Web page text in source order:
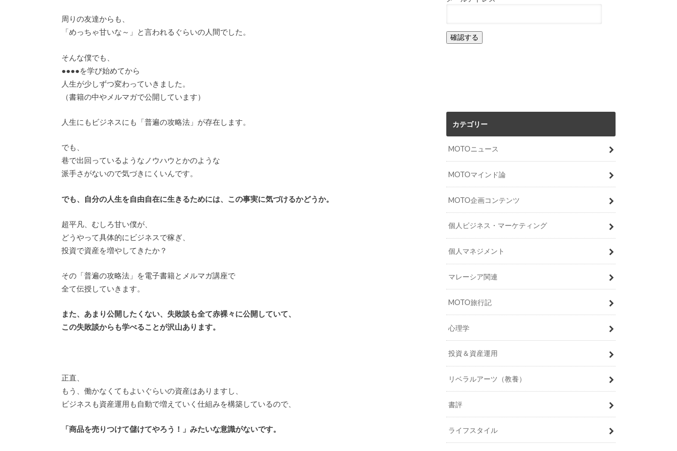
周りの友達からも、
「めっちゃ甘いな～」と言われるぐらいの人間でした。
そんな僕でも、
●●●●を学び始めてから
人生が少しずつ変わっていきました。
（書籍の中やメルマガで公開しています）
人生にもビジネスにも「普遍の攻略法」が存在します。
でも、
巷で出回っているようなノウハウとかのような
派手さがないので気づきにくいんです。
でも、自分の人生を自由自在に生きるためには、この事実に気づけるかどうか。
超平凡、むしろ甘い僕が、
どうやって具体的にビジネスで稼ぎ、
投資で資産を増やしてきたか？
その「普遍の攻略法」を電子書籍とメルマガ講座で
全て伝授していきます。
また、あまり公開したくない、失敗談も全て赤裸々に公開していて、
この失敗談からも学べることが沢山あります。
正直、
もう、働かなくてもよいぐらいの資産はありますし、
ビジネスも資産運用も自動で増えていく仕組みを構築しているので、
「商品を売りつけて儲けてやろう！」みたいな意識がないです。
カテゴリー
MOTOニュース
MOTOマインド論
MOTO企画コンテンツ
個人ビジネス・マーケティング
個人マネジメント
マレーシア関連
MOTO旅行記
心理学
投資＆資産運用
リベラルアーツ（教養）
書評
ライフスタイル